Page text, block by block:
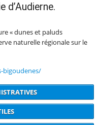
d’Audierne.
« dunes et paluds
naturelle régionale sur le
bigoudenes/